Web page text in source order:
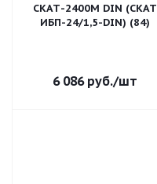
СКАТ-2400М DIN (СКАТ
ИБП-24/1,5-DIN) (84)
6 086руб./шт